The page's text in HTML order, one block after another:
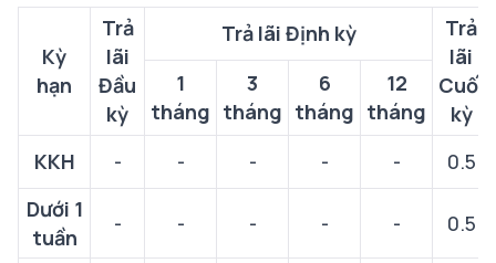
Kỳ
hạn
Trả
lãi
Đầu
kỳ
Trả lãi Định kỳ
Trả
lãi
Cuối
kỳ
1
tháng
3
tháng
6
tháng
12
tháng
KKH
- - - - -
0.5
Dưới 1
tuần
- - - - - 0.5